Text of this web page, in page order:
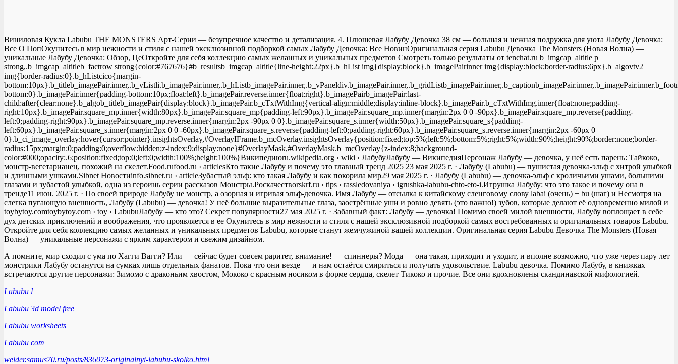
Виниловая Кукла Labubu THE MONSTERS Арт-Серии — безупречное качество и детализация. 4. Плюшевая Лабубу Девочка 38 см — большая и нежная подружка для уюта Лабубу Девочка:
Все О ПопОкунитесь в мир нежности и стиля с нашей эксклюзивной подборкой самых Лабубу Девочка: Все НовинОригинальная серия Labubu Девочка The Monsters (Новая Волна) —
уникальные Лабубу Девочка: Обзор, ЦеОткройте для себя коллекцию самых желанных и уникальных предметов Смотреть только результаты от tenchat.ru b_imgcap_altitle p
strong,.b_imgcap_altitleb_factrow strong{color:#767676}#b_resultsb_imgcap_altitle{line-height:22px}.b_hList img{display:block}.b_imagePairinner img{display:block;border-radius:6px}.b_algovtv2
img{border-radius:0}.b_hListcico{margin-
bottom:0}.b_imagePair.inner{padding-bottom:10px;float:left}.b_imagePair.reverse.inner{float:right}.b_imagePairb_imagePair:last-
child:after{clear:none}.b_algob_titleb_imagePair{display:block}.b_imagePair.b_cTxtWithImg{vertical-align:middle;display:inline-block}.b_imagePair.b_cTxtWithImg.inner{float:none;padding-
right:10px}.b_imagePair.square_mp.inner{width:80px}.b_imagePair.square_mp{padding-left:90px}.b_imagePair.square_mp.inner{margin:2px 0 0 -90px}.b_imagePair.square_mp.reverse{padding-
left:0;padding-right:90px}.b_imagePair.square_mp.reverse.inner{margin:2px -90px 0 0}.b_imagePair.square_s.inner{width:50px}.b_imagePair.square_s{padding-
left:60px}.b_imagePair.square_s.inner{margin:2px 0 0 -60px}.b_imagePair.square_s.reverse{padding-left:0;padding-right:60px}.b_imagePair.square_s.reverse.inner{margin:2px -60px 0
0}.b_ci_image_overlay:hover{cursor:pointer}.insightsOverlay,#OverlayIFrame.b_mcOverlay.insightsOverlay{position:fixed;top:5%;left:5%;bottom:5%;right:5%;width:90%;height:90%;border:none;border-
radius:15px;margin:0;padding:0;overflow:hidden;z-index:9;display:none}#OverlayMask,#OverlayMask.b_mcOverlay{z-index:8;background-
color:#000;opacity:.6;position:fixed;top:0;left:0;width:100%;height:100%}Википедиюru.wikipedia.org › wiki › ЛабубуЛабубу — ВикипедияПерсонаж Лабубу — девочка, у неё есть парень: Тайкоко,
монстр-вегетарианец, похожий на скелет.Food.rufood.ru › articlesКто такие Лабубу и почему это главный тренд 2025 23 мая 2025 г. · Лабубу (Labubu) — пушистая девочка-эльф с хитрой улыбкой
и длинными ушками.Sibnet Новостиinfo.sibnet.ru › articleЗубастый эльф: кто такая Лабубу и как покорила мир29 мая 2025 г. · Лабубу (Labubu) — девочка-эльф с кроличьими ушами, большими
глазами и зубастой улыбкой, одна из героинь серии рассказов Монстры.Роскачествоrskrf.ru › tips › rassledovaniya › igrushka-labubu-chto-eto-i.Игрушка Лабубу: что это такое и почему она в
тренде11 июн. 2025 г. · По своей природе Лабубу не монстр, а озорная и игривая эльф-девочка. Имя Лабубу — отсылка к китайскому сленговому слову labai (очень) + bu (шаг) и Несмотря на
слегка пугающую внешность, Лабубу (Labubu) — девочка! У неё большие выразительные глаза, заострённые уши и ровно девять (это важно!) зубов, которые делают её одновременно милой и
toybytoy.comtoybytoy.com › toy › LabubuЛабубу — кто это? Секрет популярности27 мая 2025 г. · Забавный факт: Лабубу — девочка! Помимо своей милой внешности, Лабубу воплощает в себе
дух детских приключений и воображения, что проявляется в ее Окунитесь в мир нежности и стиля с нашей эксклюзивной подборкой самых востребованных и оригинальных товаров Labubu.
Откройте для себя коллекцию самых желанных и уникальных предметов Labubu, которые станут жемчужиной вашей коллекции. Оригинальная серия Labubu Девочка The Monsters (Новая
Волна) — уникальные персонажи с ярким характером и свежим дизайном.
А помните, мир сходил с ума по Хагги Вагги? Или — сейчас будет совсем раритет, внимание! — спиннеры? Мода — она такая, приходит и уходит, и вполне возможно, что уже через пару лет
монстрики Лабубу останутся на сумках лишь отдельных фанатов. Пока что они везде — и нам остаётся смириться и получать удовольствие. Labubu девочка. Помимо Лабубу, в книжках
встречаются другие персонажи: Зимомо с драконьим хвостом, Мококо с красным носиком в форме сердца, скелет Тикоко и прочие. Все они вдохновлены скандинавской мифологией.
Labubu l
Labubu 3d model free
Labubu worksheets
Labubu com
welder.samus70.ru/posts/836073-originalnyi-labubu-skolko.html